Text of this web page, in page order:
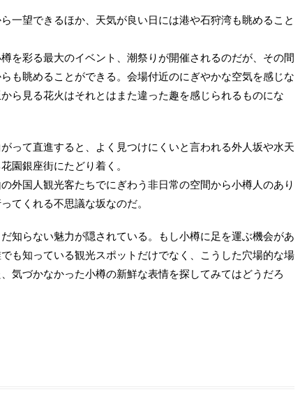
一望できるほか、天気が良い日には港や石狩湾も眺めること
を彩る最大のイベント、潮祭りが開催されるのだが、その間
も眺めることができる。会場付近のにぎやかな空気を感じな
ら見る花火はそれとはまた違った趣を感じられるものにな
って直進すると、よく見つけにくいと言われる外人坂や水天
園銀座街にたどり着く。
外国人観光客たちでにぎわう非日常の空間から小樽人のあり
てくれる不思議な坂なのだ。
知らない魅力が隠されている。もし小樽に足を運ぶ機会があ
も知っている観光スポットだけでなく、こうした穴場的な場
気づかなかった小樽の新鮮な表情を探してみてはどうだろ